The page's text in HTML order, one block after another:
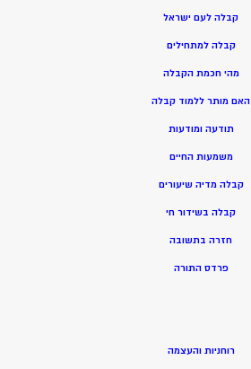
קבלה לעם ישראל
קבלה למתחילים
מהי חכמת הקבלה
האם מותר ללמוד קבלה
תודעה ומודעות
משמעות החיים
קבלה מדיה שיעורים
קבלה בשידור חי
חזרה בתשובה
פרדס התורה
רוחניות והעצמה